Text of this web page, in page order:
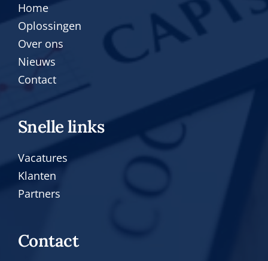
Home
Oplossingen
Over ons
Nieuws
Contact
Snelle links
Vacatures
Klanten
Partners
Contact